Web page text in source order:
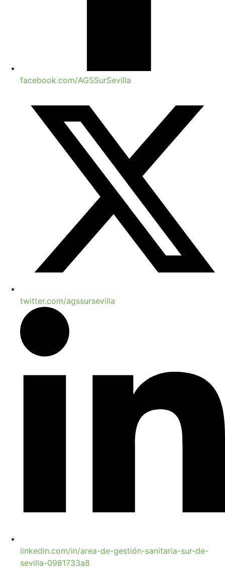
facebook.com/AGSSurSevilla
twitter.com/agssursevilla
linkedin.com/in/area-de-gestión-sanitaria-sur-de-
sevilla-0981733a8